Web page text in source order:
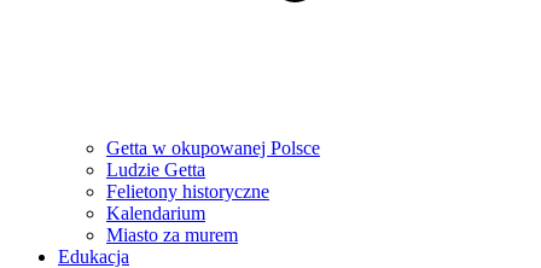
Getta w okupowanej Polsce
Ludzie Getta
Felietony historyczne
Kalendarium
Miasto za murem
Edukacja